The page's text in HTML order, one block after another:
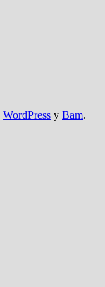
WordPress y Bam.